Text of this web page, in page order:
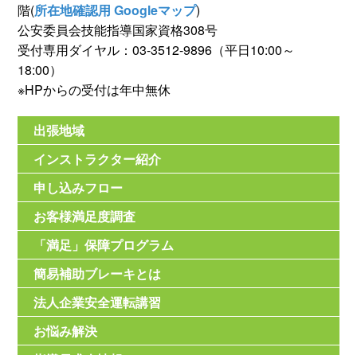
階(所在地確認用 Googleマップ)
公安委員会技能指導国家資格308号
受付専用ダイヤル：03-3512-9896（平日10:00～
18:00）
※HPからの受付は年中無休
出張地域
インストラクター紹介
申し込みフロー
お客様満足度調査
「満足」保障プログラム
簡易補助ブレーキとは
法人企業安全運転講習
お悩み解決